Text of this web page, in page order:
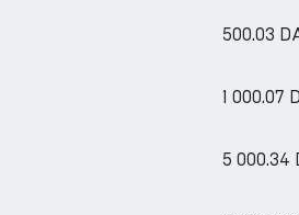
500.03
1 000.07
5 000.34